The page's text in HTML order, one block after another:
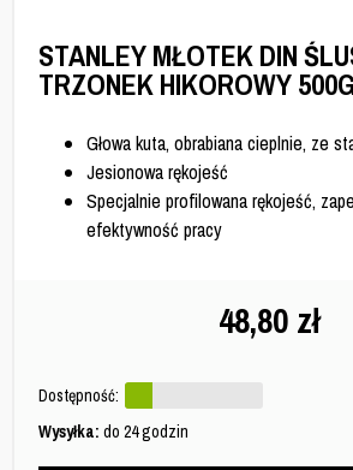
STANLEY MŁOTEK DIN
TRZONEK HIKOROWY 500G
Głowa kuta, obrabiana cieplnie, ze
Jesionowa rękojeść
Specjalnie profilowana rękojeść,
efektywność pracy
48,80 zł
Dostępność:
Wysyłka: do 24 godzin